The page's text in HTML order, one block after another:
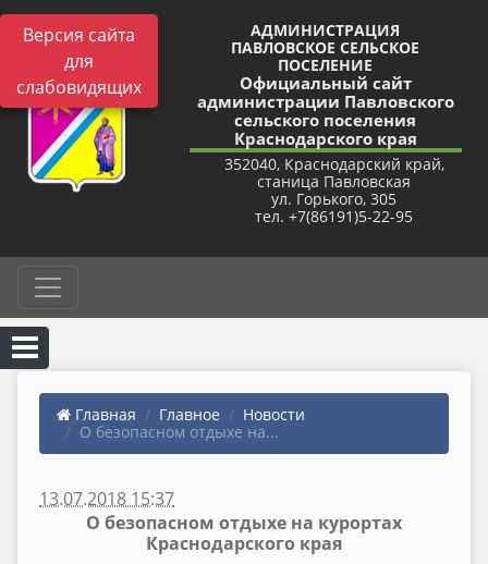
Версия сайта
для
слабовидящих
АДМИНИСТРАЦИЯ
ПАВЛОВСКОЕ СЕЛЬСКОЕ
ПОСЕЛЕНИЕ
Официальный сайт
администрации Павловского
сельского поселения
Краснодарского края
352040, Краснодарский край,
станица Павловская
ул. Горького, 305
тел. +7(86191)5-22-95
Главная Главное
Новости
О безопасном отдыхе на...
13.07.2018 15:37
О безопасном отдыхе на курортах
Краснодарского края